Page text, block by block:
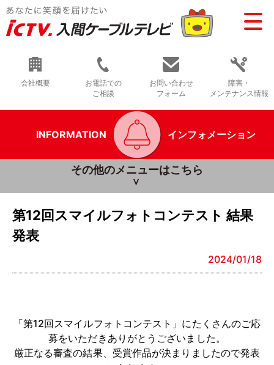
会社概要
お電話での
ご相談
お問い合わせ
フォーム
障害・
メンテナンス情報
INFORMATION インフォメーション
その他のメニューはこちら
第12回スマイルフォトコンテスト 結果
発表
2024/01/18
「第12回スマイルフォトコンテスト」にたくさんのご応
募をいただきありがとうございました。
厳正なる審査の結果、受賞作品が決まりましたので発表